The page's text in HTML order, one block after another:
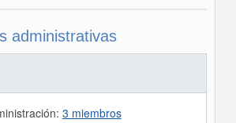
administrativas
3 miembros